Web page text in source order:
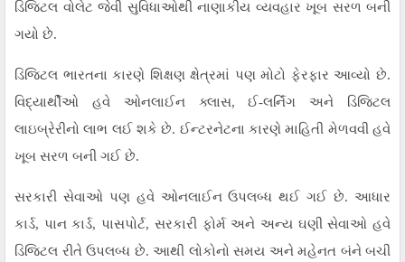
ડિજિટલ વોલેટ જેવી સુવિધાઓથી નાણાકીય વ્યવહાર ખૂબ સરળ બની
ગયો છે.
ડિજિટલ ભારતના કારણે શિક્ષણ ક્ષેત્રમાં પણ મોટો ફેરફાર આવ્યો છે.
વિદ્યાર્થીઓ હવે ઓનલાઈન ક્લાસ, ઈ-લર્નિંગ અને ડિજિટલ
લાઇબ્રેરીનો લાભ લઈ શકે છે. ઈન્ટરનેટના કારણે માહિતી મેળવવી હવે
ખૂબ સરળ બની ગઈ છે.
સરકારી સેવાઓ પણ હવે ઓનલાઈન ઉપલબ્ધ થઈ ગઈ છે. આધાર
કાર્ડ, પાન કાર્ડ, પાસપોર્ટ, સરકારી ફોર્મ અને અન્ય ઘણી સેવાઓ હવે
ડિજિટલ રીતે ઉપલબ્ધ છે. આથી લોકોનો સમય અને મહેનત બંને બચી